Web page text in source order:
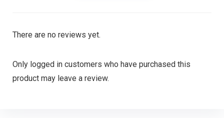
There are no reviews yet.
Only logged in customers who have purchased this
product may leave a review.